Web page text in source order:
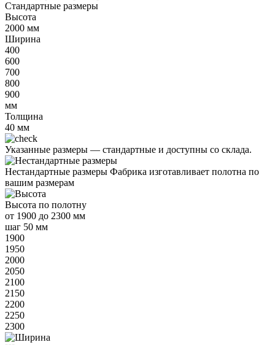
Стандартные размеры
Высота
2000 мм
Ширина
400
600
700
800
900
мм
Толщина
40 мм
Указанные размеры — стандартные и доступны со склада.
Нестандартные размеры Фабрика изготавливает полотна по
вашим размерам
Высота по полотну
от 1900 до 2300 мм
шаг 50 мм
1900
1950
2000
2050
2100
2150
2200
2250
2300